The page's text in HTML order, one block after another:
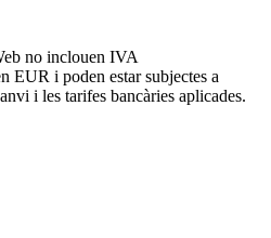
no inclouen IVA
EUR i poden estar subjectes a
i les tarifes bancàries aplicades.